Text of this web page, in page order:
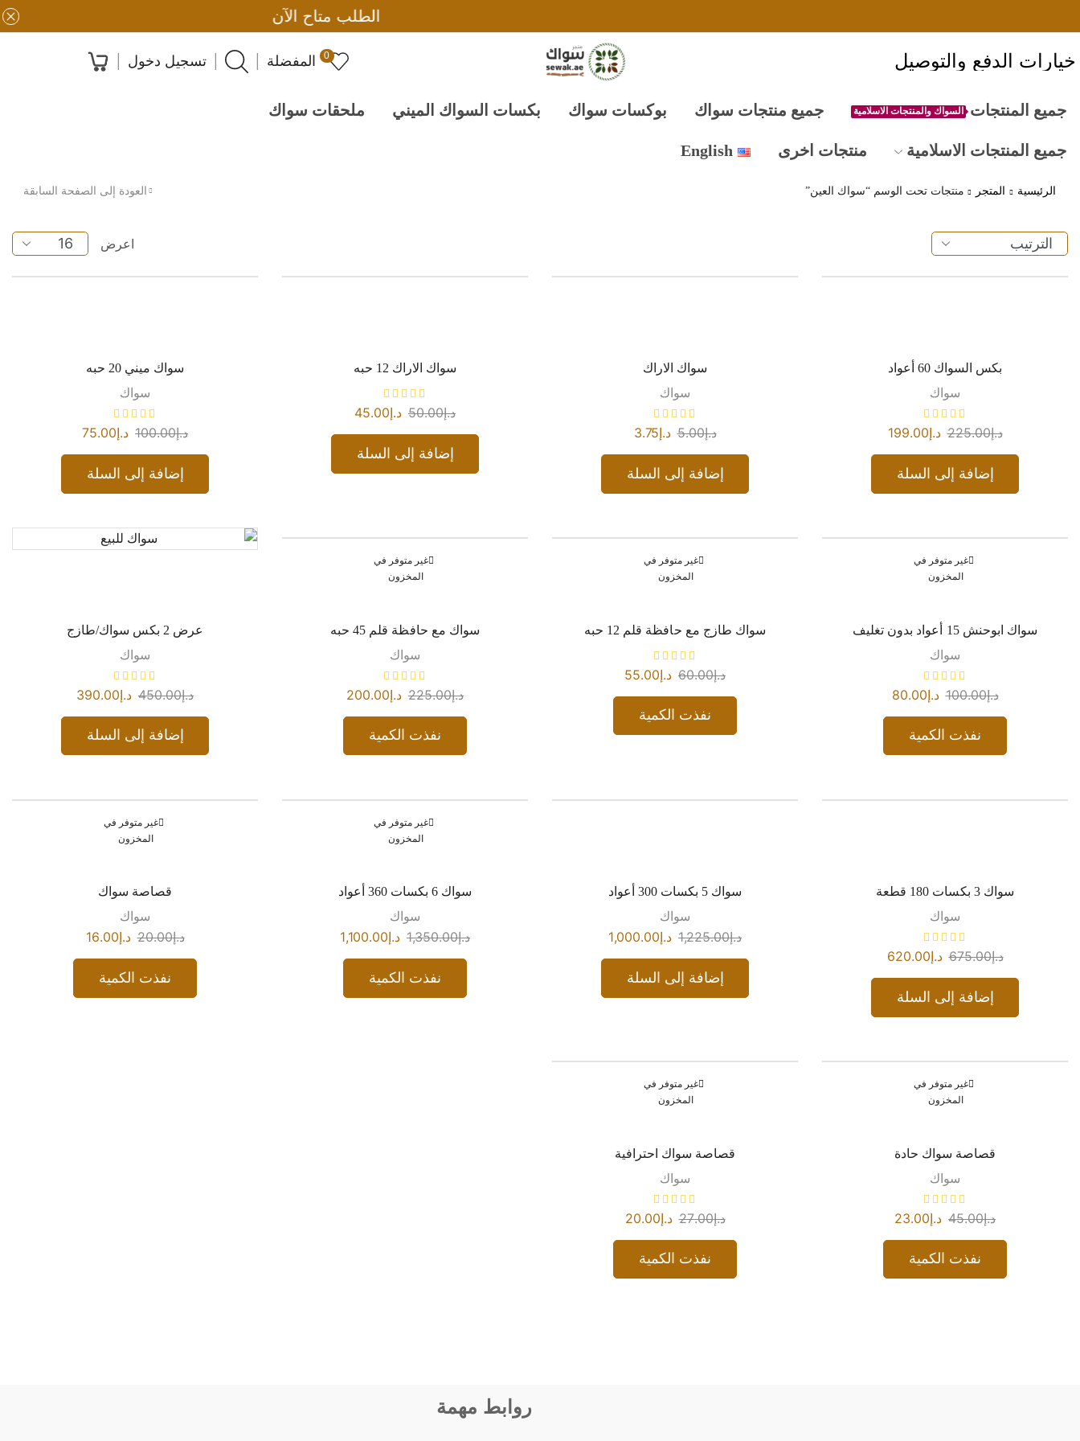
خيارات الدفع والتوصيل 0 المفضلة تسجيل دخول
جميع المنتجات السواك والمنتجات الاسلامية جميع منتجات سواك بوكسات سواك بكسات السواك الميني ملحقات سواك
جميع المنتجات الاسلامية منتجات اخرى English
الرئيسية المتجر منتجات تحت الوسم “سواك العين” العودة إلى الصفحة السابقة
اعرض
بكس السواك 60 أعواد
سواك
د.إ225.00 د.إ199.00
إضافة إلى السلة
سواك الاراك
سواك
د.إ5.00 د.إ3.75
إضافة إلى السلة
سواك الاراك 12 حبه
د.إ50.00 د.إ45.00
إضافة إلى السلة
سواك ميني 20 حبه
سواك
د.إ100.00 د.إ75.00
إضافة إلى السلة
غير متوفر في
المخزون
سواك ابوحنش 15 أعواد بدون تغليف
سواك
د.إ100.00 د.إ80.00
نفذت الكمية
غير متوفر في
المخزون
سواك طازج مع حافظة قلم 12 حبه
د.إ60.00 د.إ55.00
نفذت الكمية
غير متوفر في
المخزون
سواك مع حافظة قلم 45 حبه
سواك
د.إ225.00 د.إ200.00
نفذت الكمية
عرض 2 بكس سواك/طازج
سواك
د.إ450.00 د.إ390.00
إضافة إلى السلة
سواك 3 بكسات 180 قطعة
سواك
د.إ675.00 د.إ620.00
إضافة إلى السلة
سواك 5 بكسات 300 أعواد
سواك
د.إ1,225.00 د.إ1,000.00
إضافة إلى السلة
غير متوفر في
المخزون
سواك 6 بكسات 360 أعواد
سواك
د.إ1,350.00 د.إ1,100.00
نفذت الكمية
غير متوفر في
المخزون
قصاصة سواك
سواك
د.إ20.00 د.إ16.00
نفذت الكمية
غير متوفر في
المخزون
قصاصة سواك حادة
سواك
د.إ45.00 د.إ23.00
نفذت الكمية
غير متوفر في
المخزون
قصاصة سواك احترافية
سواك
د.إ27.00 د.إ20.00
نفذت الكمية
روابط مهمة